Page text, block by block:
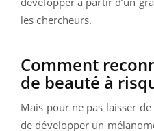
les chercheurs.
Comment
de beauté à
Mais pour ne pas laisser
de développer un